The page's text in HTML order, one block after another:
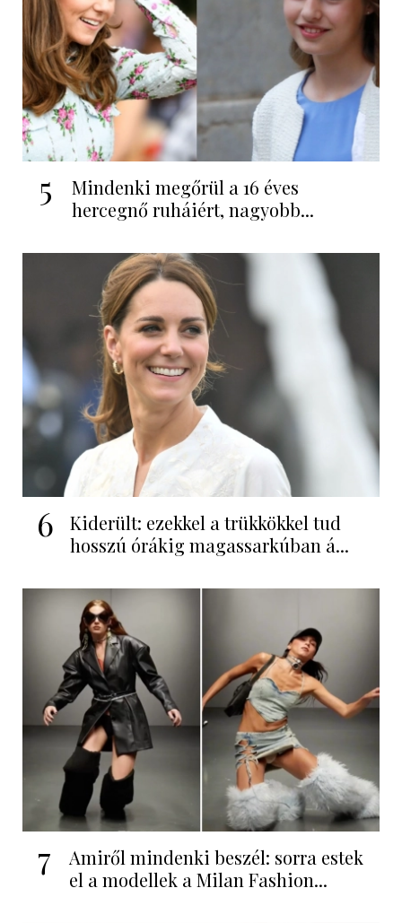
5
Mindenki megőrül a 16 éves
hercegnő ruháiért, nagyobb...
6
Kiderült: ezekkel a trükkökkel tud
hosszú órákig magassarkúban á...
7
Amiről mindenki beszél: sorra estek
el a modellek a Milan Fashion...